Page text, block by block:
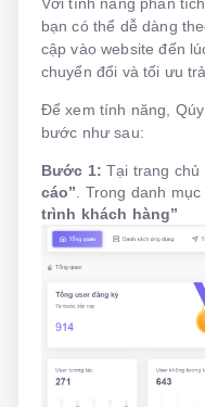
Với tính năng phân tích
bạn có thể dễ dàng
cập vào website đến
chuyển đổi và tối ưu
Để xem tính năng,
bước như sau:
Bước 1:Tại trang chủ
cáo”. Trong danh mục
trình khách hàng”